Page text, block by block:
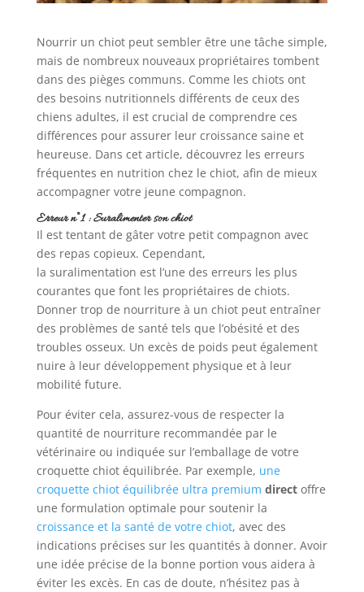
Nourrir un chiot peut sembler être une tâche simple,
mais de nombreux nouveaux propriétaires tombent
dans des pièges communs. Comme les chiots ont
des besoins nutritionnels différents de ceux des
chiens adultes, il est crucial de comprendre ces
différences pour assurer leur croissance saine et
heureuse. Dans cet article, découvrez les erreurs
fréquentes en nutrition chez le chiot, afin de mieux
accompagner votre jeune compagnon.
Erreur n°1 : Suralimenter son chiot
Il est tentant de gâter votre petit compagnon avec
des repas copieux. Cependant,
la suralimentation est l’une des erreurs les plus
courantes que font les propriétaires de chiots.
Donner trop de nourriture à un chiot peut entraîner
des problèmes de santé tels que l’obésité et des
troubles osseux. Un excès de poids peut également
nuire à leur développement physique et à leur
mobilité future.
Pour éviter cela, assurez-vous de respecter la
quantité de nourriture recommandée par le
vétérinaire ou indiquée sur l’emballage de votre
croquette chiot équilibrée. Par exemple, une
croquette chiot équilibrée ultra premium directoffre
une formulation optimale pour soutenir la
croissance et la santé de votre chiot, avec des
indications précises sur les quantités à donner. Avoir
une idée précise de la bonne portion vous aidera à
éviter les excès. En cas de doute, n’hésitez pas à